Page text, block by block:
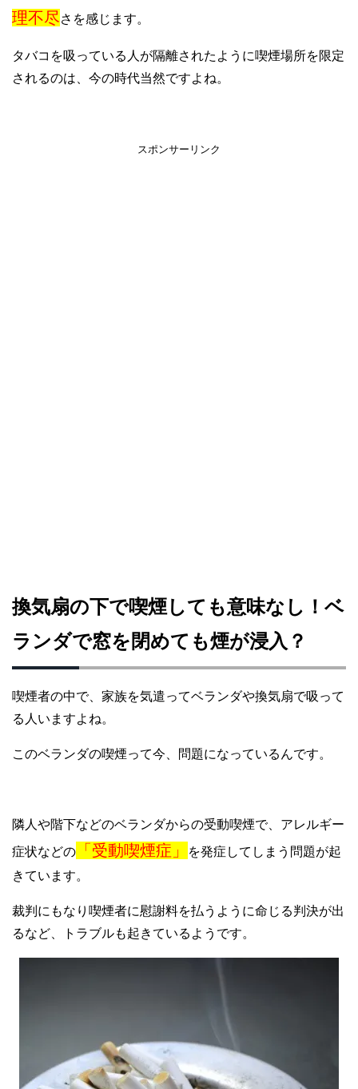
理不尽さを感じます。
タバコを吸っている人が隔離されたように喫煙場所を限定
されるのは、今の時代当然ですよね。
スポンサーリンク
換気扇の下で喫煙しても意味なし！ベ
ランダで窓を閉めても煙が浸入？
喫煙者の中で、家族を気遣ってベランダや換気扇で吸って
る人いますよね。
このベランダの喫煙って今、問題になっているんです。
隣人や階下などのベランダからの受動喫煙で、アレルギー
症状などの
「受動喫煙症」
を発症してしまう問題が起
きています。
裁判にもなり喫煙者に慰謝料を払うように命じる判決が出
るなど、トラブルも起きているようです。